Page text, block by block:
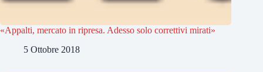
«Appalti, mercato in ripresa. Adesso solo correttivi mirati»
5 Ottobre 2018